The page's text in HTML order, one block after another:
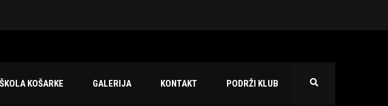
3×3 osvojila Krbulju
Bison
ŠKOLA KOŠARKE GALERIJA KONTAKT PODRŽI KLUB